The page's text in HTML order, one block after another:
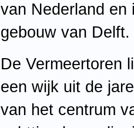
van Nederland en
gebouw van Delft.
De Vermeertoren
een wijk uit de
van het centrum